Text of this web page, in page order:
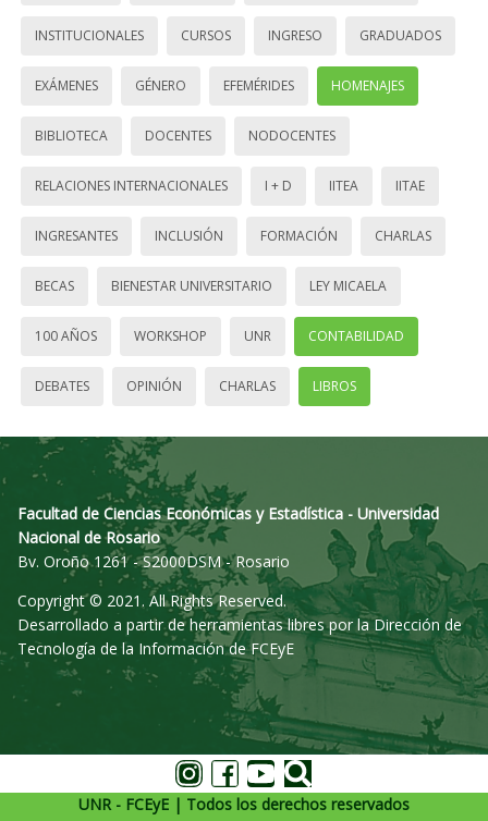
INSTITUCIONALES CURSOS INGRESO GRADUADOS
EXÁMENES GÉNERO EFEMÉRIDES HOMENAJES
BIBLIOTECA DOCENTES NODOCENTES
RELACIONES INTERNACIONALES I + D IITEA IITAE
INGRESANTES INCLUSIÓN FORMACIÓN CHARLAS
BECAS BIENESTAR UNIVERSITARIO LEY MICAELA
100 AÑOS WORKSHOP UNR CONTABILIDAD
DEBATES OPINIÓN CHARLAS LIBROS
Facultad de Ciencias Económicas y Estadística - Universidad
Nacional de Rosario
Bv. Oroño 1261 - S2000DSM - Rosario
Copyright © 2021. All Rights Reserved.
Desarrollado a partir de herramientas libres por la Dirección de
Tecnología de la Información de FCEyE
UNR - FCEyE | Todos los derechos reservados